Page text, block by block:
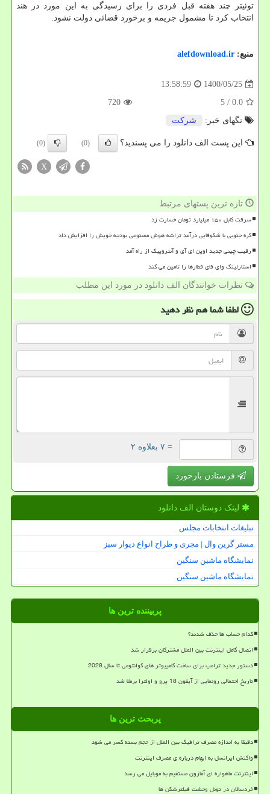
توئیتر چند هفته قبل فردی را برای رسیدگی به این مورد در هند
انتخاب کرد تا مشمول جریمه و برخورد قضائی دولت نشود.
منبع: alefdownload.ir
1400/05/25
13:58:59
0.0
/ 5
720
تگهای خبر:
شركت
این پست الف دانلود را می پسندید؟ (0)
(0)
X
تازه ترین پستهای مرتبط
سرقت کابل ۱۵۰ میلیارد تومان خسارت زد
کره جنوبی با شکوفایی درآمد تراشه هوش مصنوعی بودجه خویش را افزایش داد
رقیب چینی جدید اوپن ای آی و آنتروپیک از راه آمد
استارلینک وای فای قطارها را تامین می کند
نظرات خوانندگان الف دانلود در مورد این مطلب
لطفا شما همنظر دهید
= ۷ بعلاوه ۲
فرستادن بازخورد
لینک دوستان الف دانلود
تبلیغات انتخابات مجلس
مستر گرین وال | مجری و طراح انواع دیوار سبز
نمایشگاه ماشین سنگین
نمایشگاه ماشین سنگین
پربیننده ترین ها
کدام حساب ها حذف شدند؟
اتصال کامل اینترنت بین الملل مشترکان برقرار شد
دستور جدید ترامپ برای ساخت کامپیوتر های کوانتومی تا سال 2028
تاریخ احتمالی رونمایی از آیفون 18 پرو و اولترا برملا شد
پربحث ترین ها
دقیقا به اندازه مصرف ترافیک بین الملل از حجم بسته کسر می شود
واکنش ایرانسل به ابهام درباره ی مصرف اینترنت
اینترنت ماهواره ای آمازون مستقیم به موبایل می رسد
خردسالان در تونل وحشت فیلترشکن ها